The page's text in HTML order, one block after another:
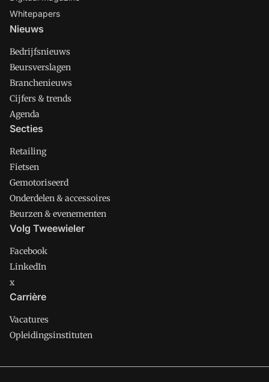
Whitepapers
Nieuws
Bedrijfsnieuws
Beursverslagen
Branchenieuws
Cijfers & trends
Agenda
Secties
Retailing
Fietsen
Gemotoriseerd
Onderdelen & accessoires
Beurzen & evenementen
Volg Tweewieler
Facebook
LinkedIn
x
Carrière
Vacatures
Opleidingsinstituten